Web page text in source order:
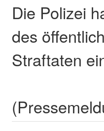
Die Polizei
des
Straftaten